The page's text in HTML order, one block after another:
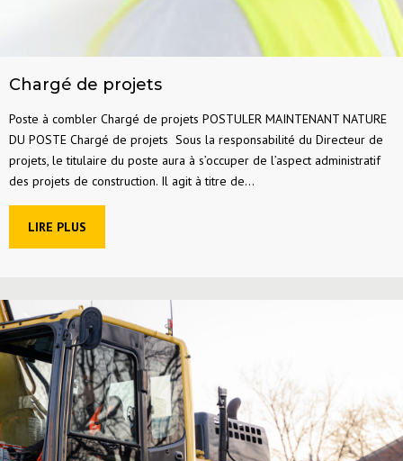
Chargé de projets
Poste à combler Chargé de projets POSTULER MAINTENANT NATURE
DU POSTE Chargé de projets Sous la responsabilité du Directeur de
projets, le titulaire du poste aura à s’occuper de l’aspect administratif
des projets de construction. Il agit à titre de...
LIRE PLUS